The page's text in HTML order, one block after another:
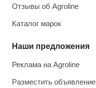
Отзывы об Agroline
Каталог марок
Наши предложения
Реклама на Agroline
Разместить объявление